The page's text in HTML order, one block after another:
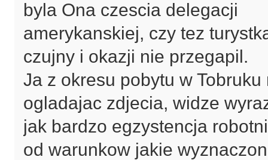
byla Ona czescia delegacji
amerykanskiej, czy tez
czujny i okazji nie przegapil.
Ja z okresu pobytu w
ogladajac zdjecia, widze
jak bardzo egzystencja
od warunkow jakie